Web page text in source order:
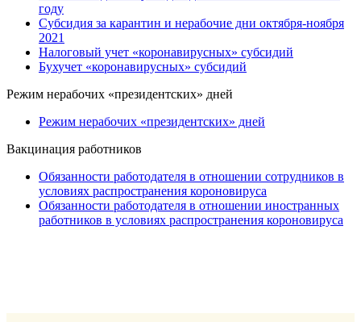
году
Субсидия за карантин и нерабочие дни октября-ноября
2021
Налоговый учет «коронавирусных» субсидий
Бухучет «коронавирусных» субсидий
Режим нерабочих «президентских» дней
Режим нерабочих «президентских» дней
Вакцинация работников
Обязанности работодателя в отношении сотрудников в
условиях распространения короновируса
Обязанности работодателя в отношении иностранных
работников в условиях распространения короновируса